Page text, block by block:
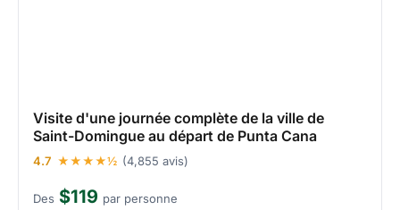
Visite d'une journée complète de la ville de
Saint-Domingue au départ de Punta Cana
4.7 ★★★★½ (4,855 avis)
Des $119 par personne